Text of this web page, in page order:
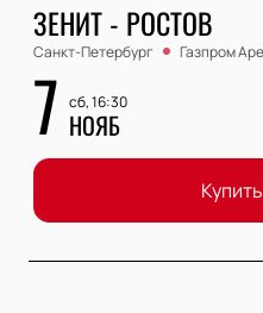
ЗЕНИТ - РОСТОВ
Санкт-Петербург Газпром
7 сб, 16:30
НОЯБ